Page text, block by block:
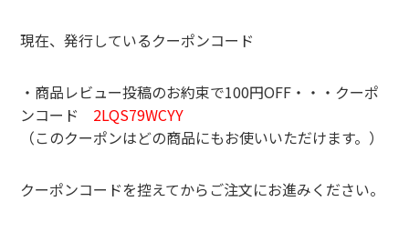
現在、発行しているクーポンコード
・商品レビュー投稿のお約束で100円OFF・・・クーポ
ンコード 2LQS79WCYY
（このクーポンはどの商品にもお使いいただけます。）
クーポンコードを控えてからご注文にお進みください。